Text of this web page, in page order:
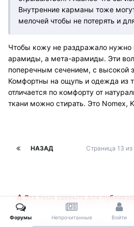
Внутренние карманы тоже
мелочей чтобы не потерять и
Чтобы кожу не раздражало нужно
арамиды, а мета-арамиды. Эти
поперечным сечением, с высокой
Комфортны на ощупь и одежда из
отличается по комфорту от
ткани можно стирать. Это Nomex,
НАЗАД Страница 13 из
Эта тема закрыта для
Форумы Непрочитанные Войти